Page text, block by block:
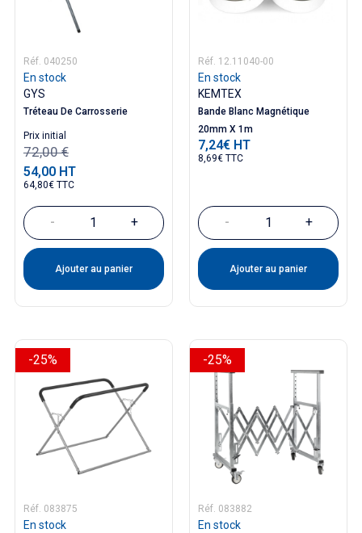
Réf. 040250
En stock
GYS
Tréteau De Carrosserie
Prix
54,00 HT
64,80€ TTC
Prix ​​initial
72,00 €
- +
Ajouter au panier
Réf. 12.11040-00
En stock
KEMTEX
Bande Blanc Magnétique
20mm X 1m
Prix
7,24€ HT
8,69€ TTC
- +
Ajouter au panier
Réf. 083875
En stock
-25%
Réf. 083882
En stock
-25%